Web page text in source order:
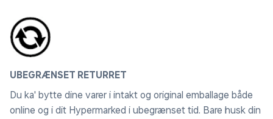
UBEGRÆNSET RETURRET
Du ka' bytte dine varer i intakt og original emballage både
online og i dit Hypermarked i ubegrænset tid. Bare husk din